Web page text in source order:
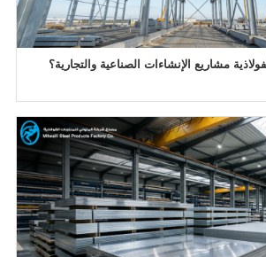
مشاريع الإنشاءات الصناعية والتجارية؟